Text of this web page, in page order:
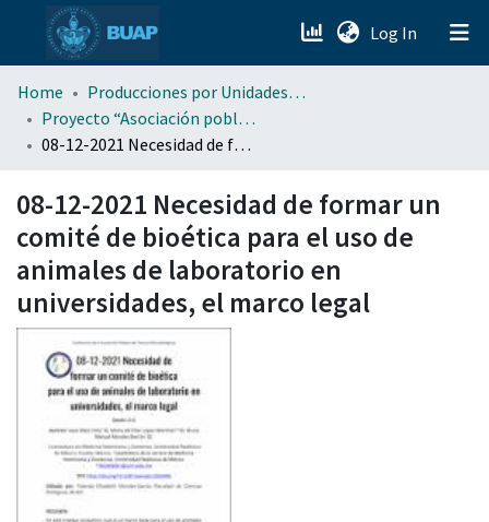
Log In (current)
menu.section.about_menu
All of DSpace
Home
Producciones por Unidades Académicas
Proyecto “Asociación poblana de Ciencias Microbiológicas” . (APCM)
08-12-2021 Necesidad de formar un comité de bioética para el uso de animales de laboratorio en universidades, el marco legal
08-12-2021 Necesidad de formar un
comité de bioética para el uso de
animales de laboratorio en
universidades, el marco legal